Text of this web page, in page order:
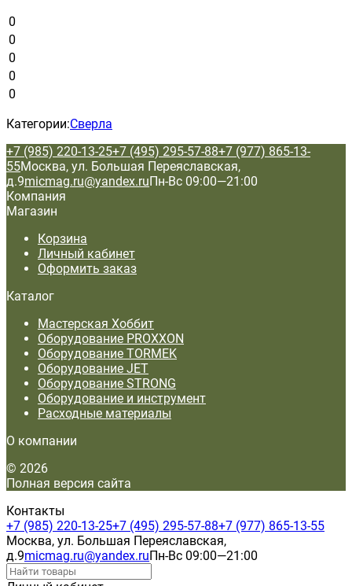
0
0
0
0
0
Категории:Сверла
+7 (985) 220-13-25+7 (495) 295-57-88+7 (977) 865-13-
55Москва, ул. Большая Переяславская,
д.9micmag.ru@yandex.ruПн-Вс 09:00—21:00
Компания
Магазин
Корзина
Личный кабинет
Оформить заказ
Каталог
Мастерская Хоббит
Оборудование PROXXON
Оборудование TORMEK
Оборудование JET
Оборудование STRONG
Оборудование и инструмент
Расходные материалы
О компании
© 2026
Полная версия сайта
Контакты
+7 (985) 220-13-25+7 (495) 295-57-88+7 (977) 865-13-55
Москва, ул. Большая Переяславская,
д.9micmag.ru@yandex.ruПн-Вс 09:00—21:00